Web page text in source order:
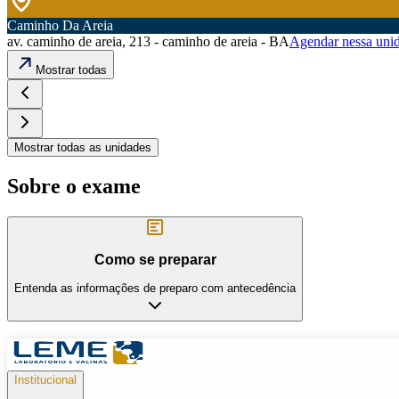
Caminho Da Areia
av. caminho de areia, 213 - caminho de areia - BAAgendar nessa
Mostrar todas
Mostrar todas as unidades
Sobre o exame
Como se preparar
Entenda as informações de preparo com antecedência
Institucional